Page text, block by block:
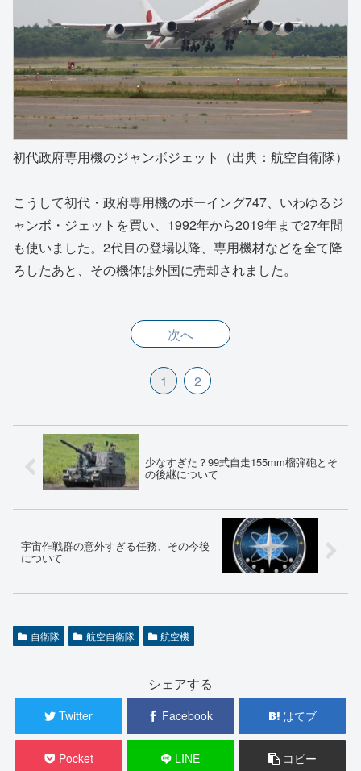
初代政府専用機のジャンボジェット（出典：航空自衛隊）
こうして初代・政府専用機のボーイング747、いわゆるジ
ャンボ・ジェットを買い、1992年から2019年まで27年間
も使いました。2代目の登場以降、専用機材などを全て降
ろしたあと、その機体は外国に売却されました。
次へ
1 2
少なすぎた？99式自走155mm榴弾砲とそ
の後継について
宇宙作戦群の意外すぎる任務、その今後
について
自衛隊 航空自衛隊 航空機
シェアする
Twitter Facebook はてブ
Pocket LINE コピー